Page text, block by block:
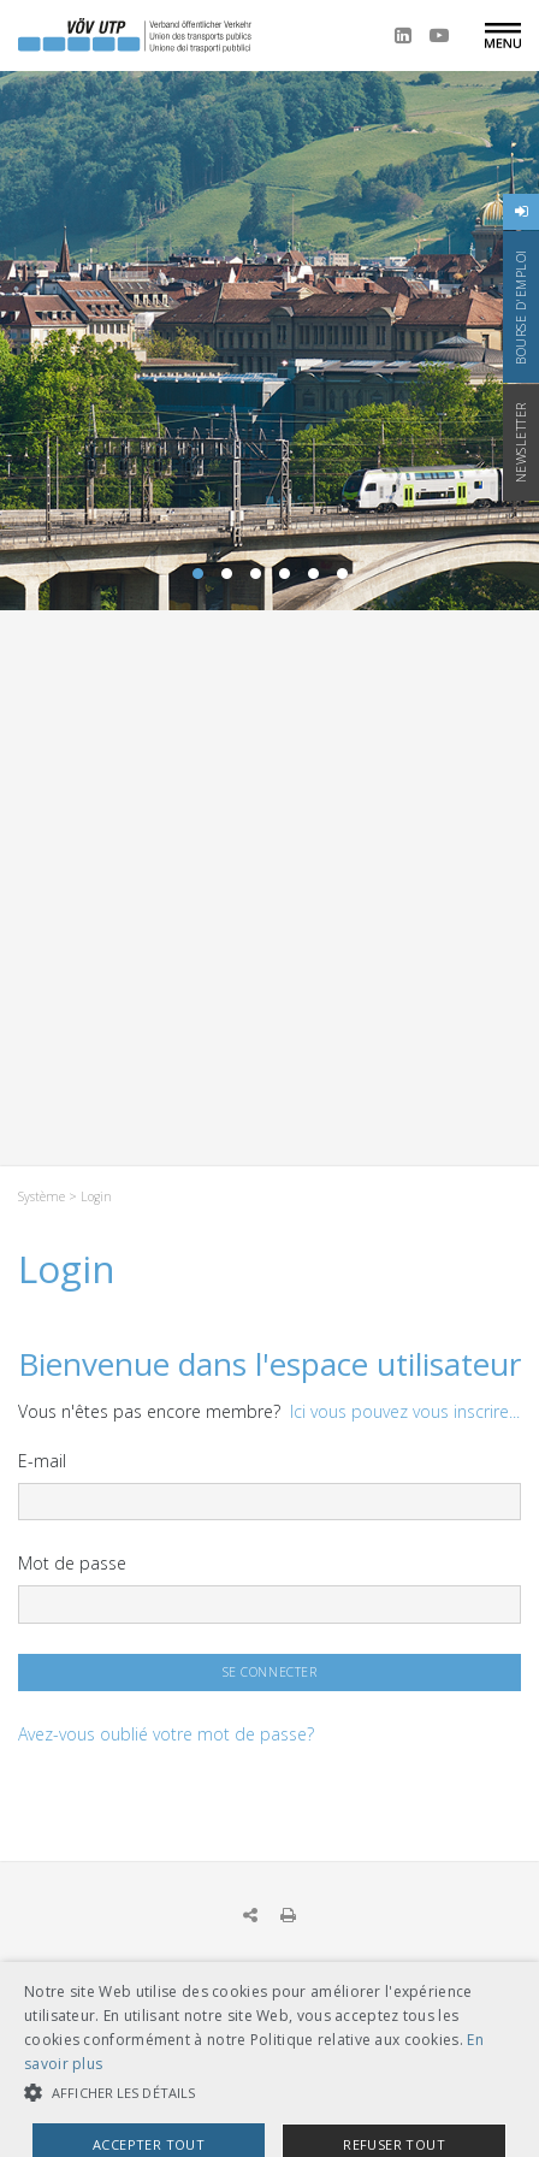
BOURSE D'EMPLOI
NEWSLETTER
Système > Login
Login
Bienvenue dans l'espace utilisateur
Vous n'êtes pas encore membre? Ici vous pouvez vous inscrire...
E-mail
Mot de passe
Avez-vous oublié votre mot de passe?
UNION DES TRANSPORTS PUBLICS
Dählhölzliweg 12
Tél. en contact direct avec l’équipe de l’UTP
info@utp.ch
Plan d'accès
Notre site Web utilise des cookies pour améliorer l'expérience
utilisateur. En utilisant notre site Web, vous acceptez tous les
cookies conformément à notre Politique relative aux cookies. En
savoir plus
AFFICHER LES DÉTAILS
ACCEPTER TOUT REFUSER TOUT